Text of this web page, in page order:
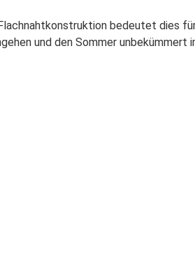
bedeutet dies
und den Sommer unbekümmert